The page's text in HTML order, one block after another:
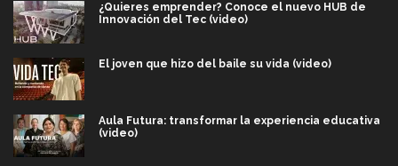
¿Quieres emprender? Conoce el nuevo HUB de
Innovación del Tec (video)
El joven que hizo del baile su vida (video)
Aula Futura: transformar la experiencia educativa
(video)